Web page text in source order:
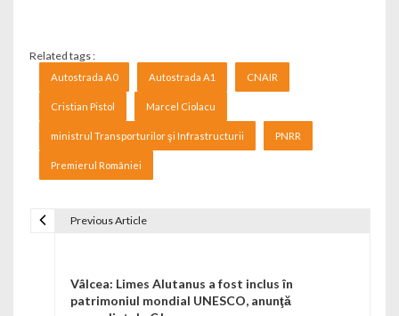
Related tags :
Autostrada A0 Autostrada A1 CNAIR
Cristian Pistol Marcel Ciolacu
ministrul Transporturilor şi Infrastructurii PNRR
Premierul României
Previous Article
Vâlcea: Limes Alutanus a fost inclus în
patrimoniul mondial UNESCO, anunţă